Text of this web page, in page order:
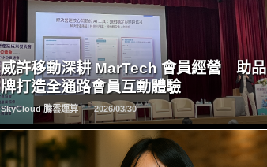
威許移動深耕 MarTech 會員經營 助品
牌打造全通路會員互動體驗
SkyCloud 騰雲運算 2026/03/30
READ
MORE